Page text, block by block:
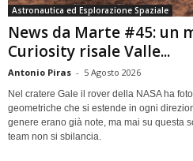
Astronautica ed Esplorazione Spaziale
News da Marte #45: un
Curiosity risale Valle...
Antonio Piras - 5 Agosto 2026
Nel cratere Gale il rover della NASA ha
geometriche che si estende in ogni
genere erano già note, ma mai su questa
team non si sbilancia.